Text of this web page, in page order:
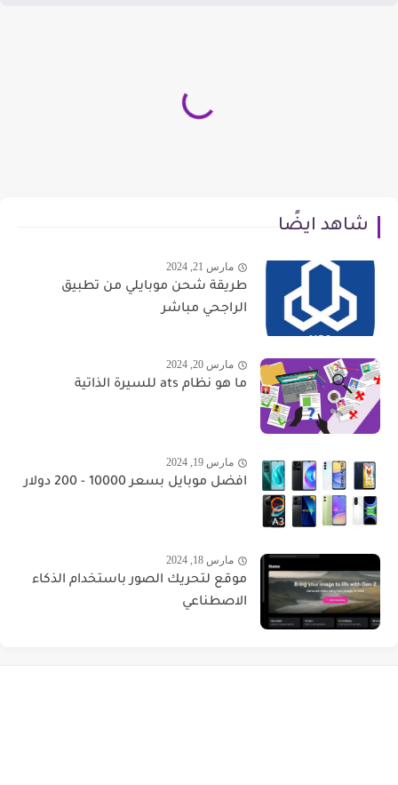
شاهد ايضًا
مارس 21, 2024
طريقة شحن موبايلي من تطبيق
الراجحي مباشر
مارس 20, 2024
ما هو نظام ats للسيرة الذاتية
مارس 19, 2024
افضل موبايل بسعر 10000 - 200 دولار
مارس 18, 2024
موقع لتحريك الصور باستخدام الذكاء
الاصطناعي